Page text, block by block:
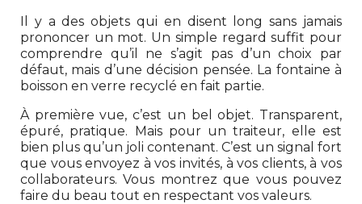
Il y a des objets qui en disent long sans jamais
prononcer un mot. Un simple regard suffit pour
comprendre qu’il ne s’agit pas d’un choix par
défaut, mais d’une décision pensée. La fontaine à
boisson en verre recyclé en fait partie.
À première vue, c’est un bel objet. Transparent,
épuré, pratique. Mais pour un traiteur, elle est
bien plus qu’un joli contenant. C’est un signal fort
que vous envoyez à vos invités, à vos clients, à vos
collaborateurs. Vous montrez que vous pouvez
faire du beau tout en respectant vos valeurs.